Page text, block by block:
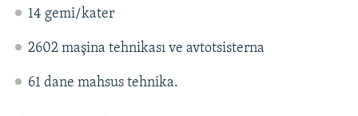
14 gemi/kater
2602 maşina tehnikası ve avtotsisterna
61 dane mahsus tehnika.